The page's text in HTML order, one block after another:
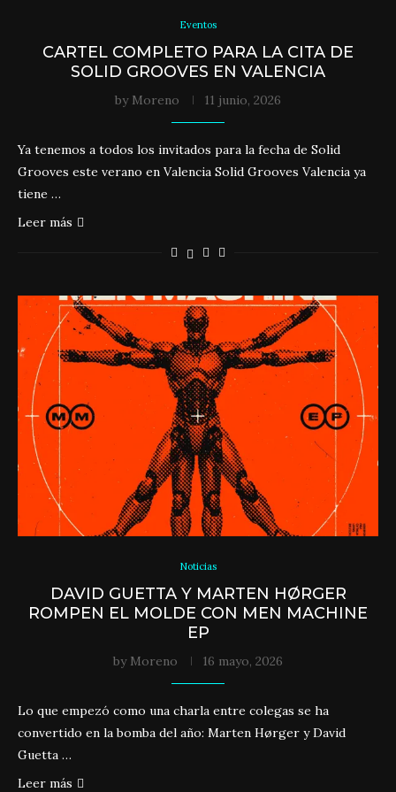
Eventos
CARTEL COMPLETO PARA LA CITA DE
SOLID GROOVES EN VALENCIA
by Moreno 11 junio, 2026
Ya tenemos a todos los invitados para la fecha de Solid
Grooves este verano en Valencia Solid Grooves Valencia ya
tiene …
Leer más
Noticias
DAVID GUETTA Y MARTEN HØRGER
ROMPEN EL MOLDE CON MEN MACHINE
EP
by Moreno 16 mayo, 2026
Lo que empezó como una charla entre colegas se ha
convertido en la bomba del año: Marten Hørger y David
Guetta …
Leer más